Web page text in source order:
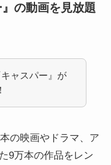
の動画を見放題
ャスパー』が
の映画やドラマ、ア
9万本の作品をレン